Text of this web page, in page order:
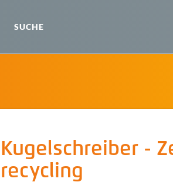
SUCHE
Kugelschreiber -
recycling